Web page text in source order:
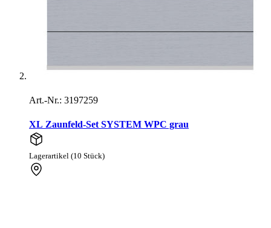
Art.-Nr.: 3197259
XL Zaunfeld-Set SYSTEM WPC grau
Lagerartikel (10 Stück)